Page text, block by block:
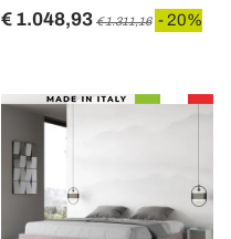
€ 1.048,93 € 1.311,16 - 20%